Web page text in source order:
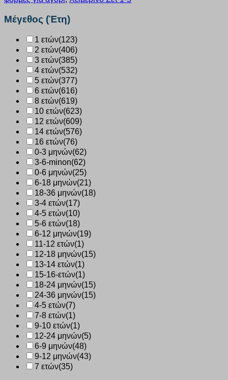
ΚΙΤΡΙΝΟ
2562138
ποσότητα
Μέγεθος (Έτη)
1 ετών(123)
2 ετών(406)
3 ετών(385)
4 ετών(532)
5 ετών(377)
6 ετών(616)
8 ετών(619)
10 ετών(623)
12 ετών(609)
14 ετών(576)
16 ετών(76)
0-3 μηνών(62)
3-6-minon(62)
0-6 μηνών(25)
6-18 μηνών(21)
18-36 μηνών(18)
3-4 ετών(17)
4-5 ετών(10)
5-6 ετών(18)
6-12 μηνών(19)
11-12 ετών(1)
12-18 μηνών(15)
13-14 ετών(1)
15-16-ετών(1)
18-24 μηνών(15)
24-36 μηνών(15)
4-5 ετών(7)
7-8 ετών(1)
9-10 ετών(1)
12-24 μηνών(5)
6-9 μηνών(48)
9-12 μηνών(43)
7 ετών(35)